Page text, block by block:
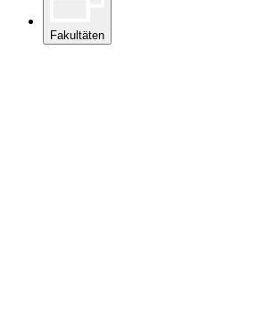
Fakultäten